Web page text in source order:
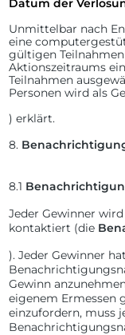
Datum der
Unmittelbar nach
eine
gültigen
Aktionszeitraums
Teilnahmen
Personen wird als
) erklärt.
8.
8.1
Jeder Gewinner
kontaktiert (die
). Jeder Gewinner
Gewinn
eigenem Ermessen
einzufordern, muss